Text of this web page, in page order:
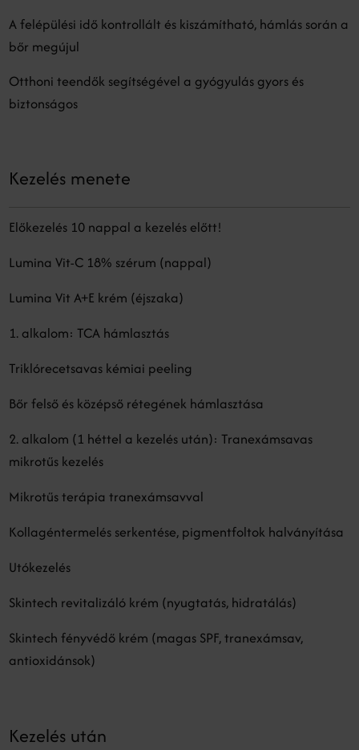
A felépülési idő kontrollált és kiszámítható, hámlás során a
bőr megújul
Otthoni teendők segítségével a gyógyulás gyors és
biztonságos
Kezelés menete
Előkezelés 10 nappal a kezelés előtt!
Lumina Vit-C 18% szérum (nappal)
Lumina Vit A+E krém (éjszaka)
1. alkalom: TCA hámlasztás
Triklórecetsavas kémiai peeling
Bőr felső és középső rétegének hámlasztása
2. alkalom (1 héttel a kezelés után): Tranexámsavas
mikrotűs kezelés
Mikrotűs terápia tranexámsavval
Kollagéntermelés serkentése, pigmentfoltok halványítása
Utókezelés
Skintech revitalizáló krém (nyugtatás, hidratálás)
Skintech fényvédő krém (magas SPF, tranexámsav,
antioxidánsok)
Kezelés után